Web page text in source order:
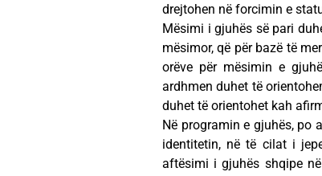
drejtohen në forcimin e
Mësimi i gjuhës së pari
mësimor, që për bazë të
orëve për mësimin e
ardhmen duhet të
duhet të orientohet kah
Në programin e gjuhës, po
identitetin, në të cilat i
aftësimi i gjuhës shqipe